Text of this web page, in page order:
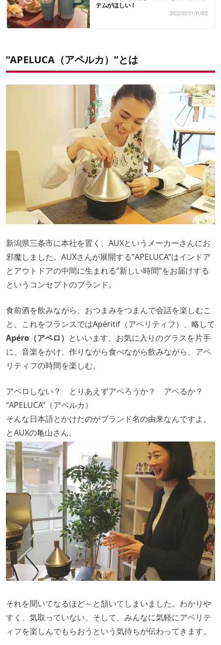
テムがほしい！
2022/09/01 YURIE
”APELUCA（アペルカ）”とは
新潟県三条市に本社を置く、AUXというメーカーさんにお
邪魔しました。AUXさんが展開する”APELUCA”はインドア
とアウトドアの中間に生まれる“新しい時間”をお届けする
というコンセプトのブランド。
食前酒を飲みながら、おつまみをつまんで会話を楽しむこ
と。これをフランスではApéritif（アペリティフ）、略して
Apéro（アペロ） といいます。お気に入りのグラスを片手
に、音楽をかけ、作りながら食べながら飲みながら、アペ
リティフの時間を楽しむ。
アペロしない？ とりあえずアペろうか？ アペるか？
“APELUCA”（アペルカ）
そんな日本語とかけたのがブランド名の由来なんですよ。
とAUXの亀山さん。
それを聞いてなるほど～と頷いてしまいました。わかりや
すく、気取っていない。そして、みんなに気軽にアペリテ
ィフを楽しんでもらおうという気待ちが伝わってきます。